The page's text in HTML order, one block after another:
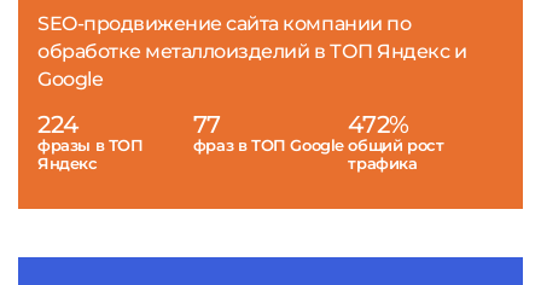
SEO-продвижение сайта компании по
обработке металлоизделий в ТОП Яндекс и
Google
224
фразы в ТОП
Яндекс
77
фраз в ТОП Google
472%
общий рост
трафика